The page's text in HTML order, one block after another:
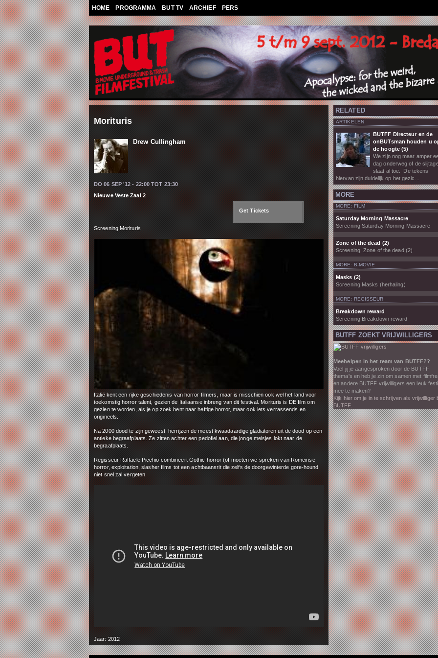
Overslaan en naar de algemene inhoud gaan
HOME PROGRAMMA BUT TV ARCHIEF PERS
Morituris
Drew Cullingham
DO 06 SEP '12 - 22:00 TOT 23:30
Nieuwe Veste Zaal 2
Get Tickets
Screening Morituris
Italië kent een rijke geschiedenis van horror filmers, maar is misschien ook wel het land voor
toekomstig horror talent, gezien de Italiaanse inbreng van dit festival. Morituris is DE film om
gezien te worden, als je op zoek bent naar heftige horror, maar ook iets verrassends en
origineels.
Na 2000 dood te zijn geweest, herrijzen de meest kwaadaardige gladiatoren uit de dood op een
antieke begraafplaats. Ze zitten achter een pedofiel aan, die jonge meisjes lokt naar de
begraafplaats.
Regisseur Raffaele Picchio combineert Gothic horror (of moeten we spreken van Romeinse
horror, exploitation, slasher films tot een achtbaansrit die zelfs de doorgewinterde gore-hound
niet snel zal vergeten.
Jaar: 2012
RELATED
ARTIKELEN
BUTFF Directeur en de
onBUTsman houden u
de hoogte (5)
We zijn nog maar amper
dag onderweg of de
slaat al toe. De tekens
hiervan zijn duidelijk op het gezic...
MORE
MORE: FILM
Saturday Morning Massacre
Screening Saturday Morning Massacre
Zone of the dead (2)
Screening Zone of the dead (2)
MORE: B-MOVIE
Masks (2)
Screening Masks (herhaling)
MORE: REGISSEUR
Breakdown reward
Screening Breakdown reward
BUTFF ZOEKT VRIJWILLIGERS
Meehelpen in het team van BUTFF??
Voel jij je aangesproken door de BUTFF
thema's en heb je zin om samen met
en andere BUTFF vrijwilligers een leuk
mee te maken?
Kijk hier om je in te schrijven als vrijwilliger
BUTFF.